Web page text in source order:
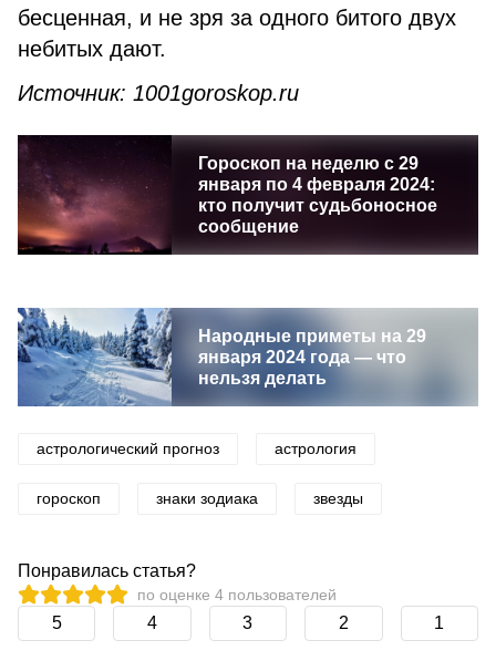
бесценная, и не зря за одного битого двух
небитых дают.
Источник: 1001goroskop.ru
Гороскоп на неделю с 29
января по 4 февраля 2024:
кто получит судьбоносное
сообщение
Народные приметы на 29
января 2024 года — что
нельзя делать
астрологический прогноз астрология
гороскоп знаки зодиака звезды
Понравилась статья?
по оценке 4 пользователей
5 4 3 2 1